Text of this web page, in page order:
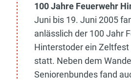
100 Jahre Feuerwehr
Juni bis 19. Juni 2005
anlässlich der 100 Jahr
Hinterstoder ein Zeltfest
statt. Neben dem
Seniorenbundes fand